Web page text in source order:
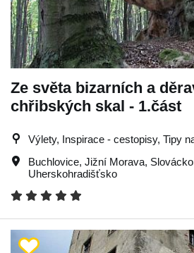
Ze světa bizarních a
chřibských skal - 1.část
Výlety, Inspirace - cestopisy, Tipy
Buchlovice, Jižní Morava, Slovácko
Uherskohradišťsko